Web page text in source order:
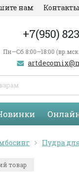
нам Контакты
+7(950)
Пн—Сб 8:00—18:00
Пудра
товар